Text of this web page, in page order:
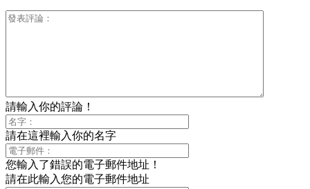
請輸入你的評論！
請在這裡輸入你的名字
您輸入了錯誤的電子郵件地址！
請在此輸入您的電子郵件地址